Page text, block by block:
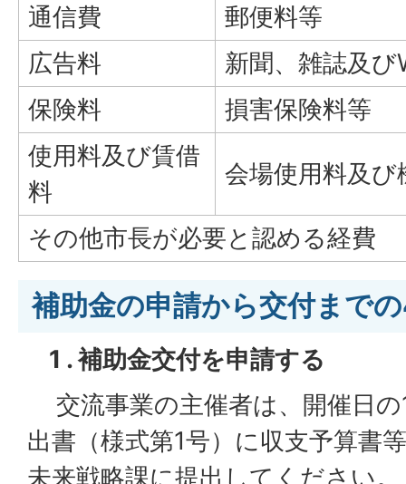
通信費
郵便料等
広告料
新聞、雑誌及び
保険料
損害保険料等
使用料及び賃借
料
会場使用料及び
その他市長が必要と認める経費
補助金の申請から交付まで
1 . 補助金交付を申請する
交流事業の主催者は、開催日
出書（様式第1号）に収支予算書
未来戦略課に提出してください。